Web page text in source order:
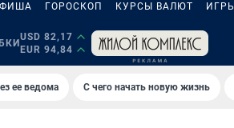
ГОРОСКОП КУРСЫ ВАЛЮТ ИГРЫ
USD 82,17
EUR 94,84
ее ведома С чего начать новую жизнь